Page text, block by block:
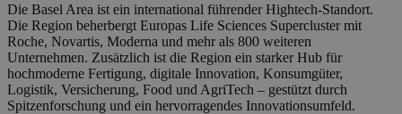
Die Basel Area ist ein international führender Hightech-Standort.
Die Region beherbergt Europas Life Sciences Supercluster mit
Roche, Novartis, Moderna und mehr als 800 weiteren
Unternehmen. Zusätzlich ist die Region ein starker Hub für
hochmoderne Fertigung, digitale Innovation, Konsumgüter,
Logistik, Versicherung, Food und AgriTech – gestützt durch
Spitzenforschung und ein hervorragendes Innovationsumfeld.